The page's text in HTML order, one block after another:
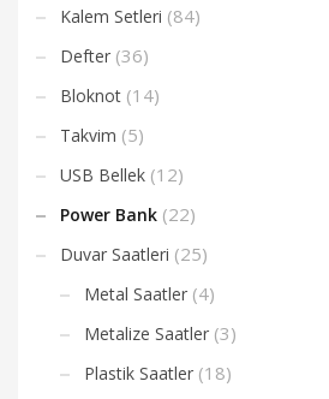
Kalem Setleri (84)
Defter (36)
Bloknot (14)
Takvim (5)
USB Bellek (12)
Power Bank (22)
Duvar Saatleri (25)
Metal Saatler (4)
Metalize Saatler (3)
Plastik Saatler (18)